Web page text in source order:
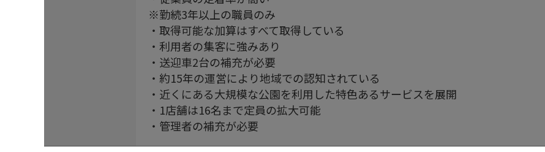
※勤続3年以上の職員のみ
・取得可能な加算はすべて取得している
・利用者の集客に強みあり
・送迎車2台の補充が必要
・約15年の運営により地域での認知されている
・近くにある大規模な公園を利用した特色あるサービスを展開
・1店舗は16名まで定員の拡大可能
・管理者の補充が必要